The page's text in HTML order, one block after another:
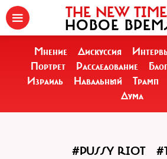
THE NEW
НОВОЕ
Мнение Дискуссия
Портрет
Расследование
Израиль
Навальный Трамп
Дума
#PUSSY RIOT